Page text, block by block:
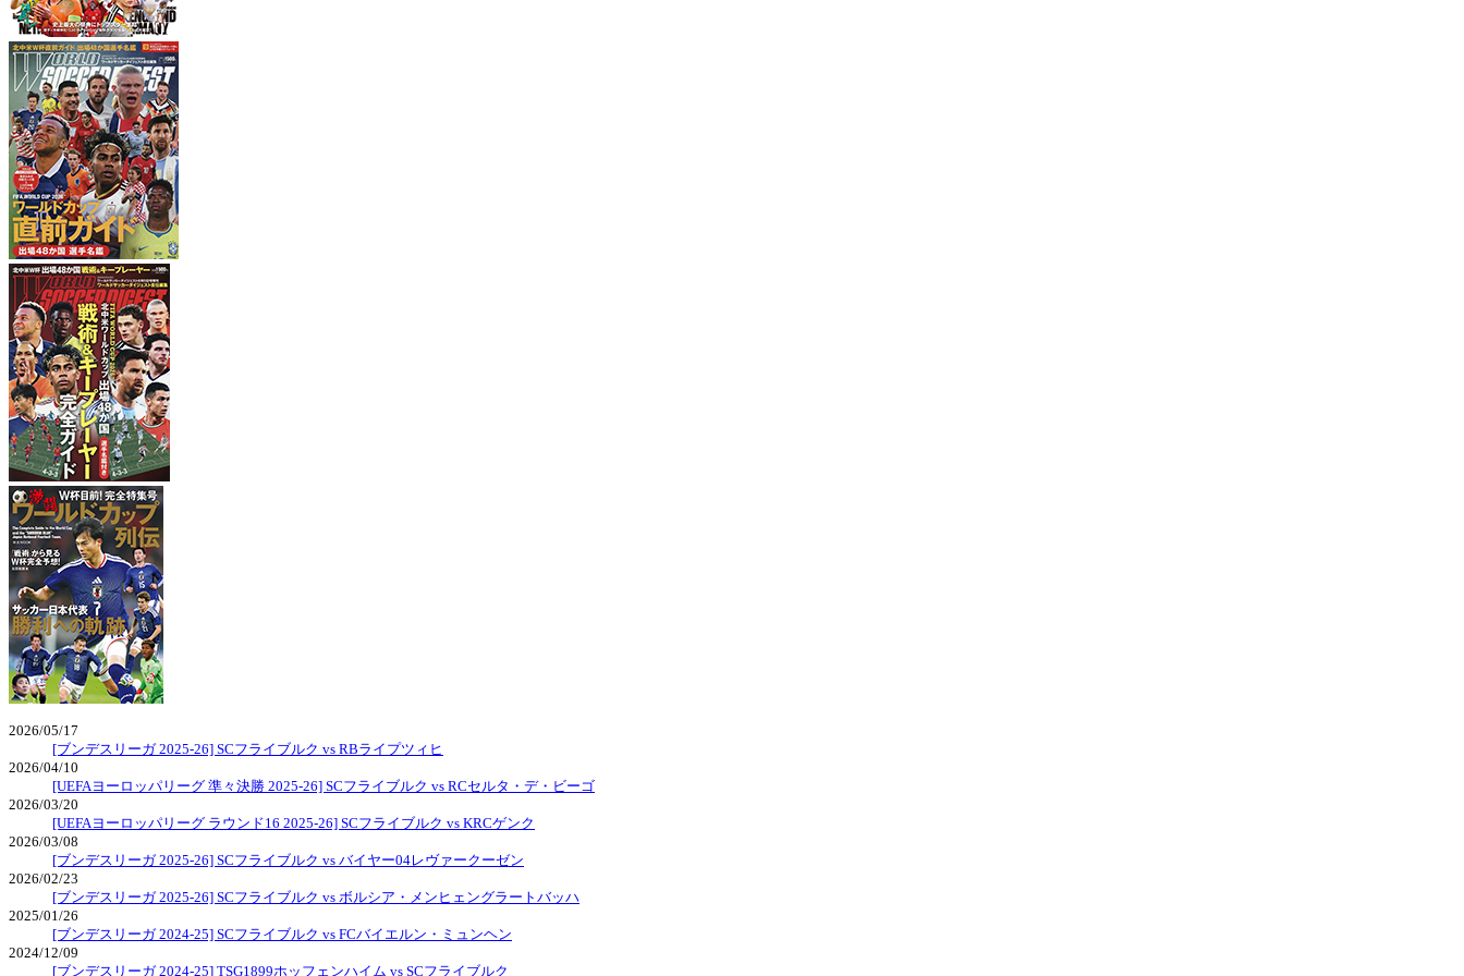
2026/05/17
[ブンデスリーガ 2025-26] SCフライブルク vs RBライプツィヒ
2026/04/10
[UEFAヨーロッパリーグ 準々決勝 2025-26] SCフライブルク vs RCセルタ・デ・ビーゴ
2026/03/20
[UEFAヨーロッパリーグ ラウンド16 2025-26] SCフライブルク vs KRCゲンク
2026/03/08
[ブンデスリーガ 2025-26] SCフライブルク vs バイヤー04レヴァークーゼン
2026/02/23
[ブンデスリーガ 2025-26] SCフライブルク vs ボルシア・メンヒェングラートバッハ
2025/01/26
[ブンデスリーガ 2024-25] SCフライブルク vs FCバイエルン・ミュンヘン
2024/12/09
[ブンデスリーガ 2024-25] TSG1899ホッフェンハイム vs SCフライブルク